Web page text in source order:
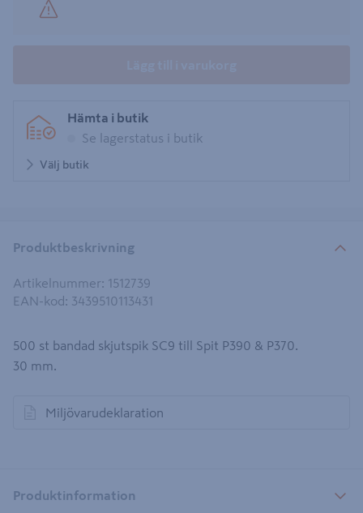
Hämta i butik
Se lagerstatus i butik
Välj butik
Produktbeskrivning
Artikelnummer: 1512739
EAN-kod : 3439510113431
500 st bandad skjutspik SC9 till Spit P390 & P370.
30 mm.
Miljövarudeklaration
öppnas i en ny flik
Produktinformation